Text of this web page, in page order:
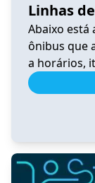
Linhas
Abaixo está
ônibus que
a horários,
atualizadas.
Fercal –
horários